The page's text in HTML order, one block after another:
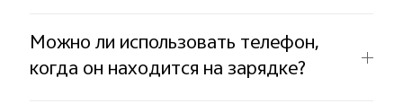
Можно ли использовать телефон,
когда он находится на зарядке?